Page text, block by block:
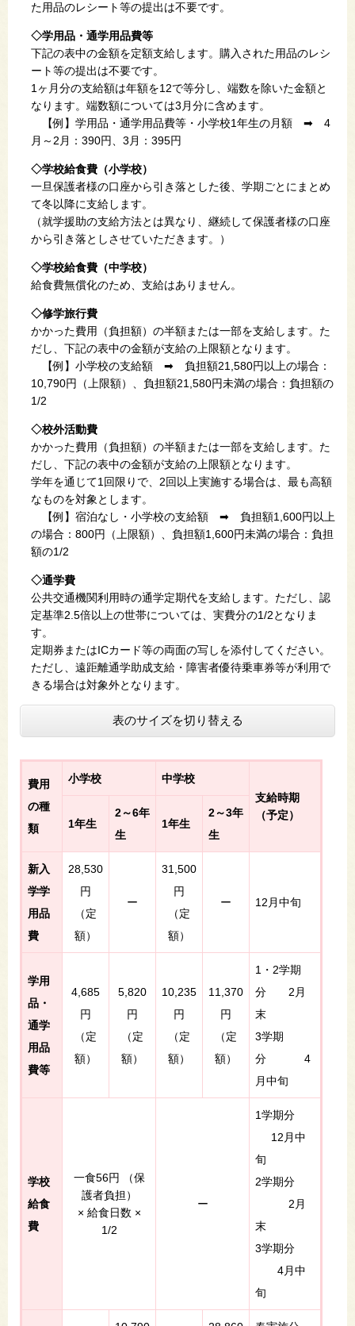
た用品のレシート等の提出は不要です。
◇学用品・通学用品費等
下記の表中の金額を定額支給します。購入された用品のレシ
ート等の提出は不要です。
1ヶ月分の支給額は年額を12で等分し、端数を除いた金額と
なります。端数額については3月分に含めます。
【例】学用品・通学用品費等・小学校1年生の月額 ➡ 4
月～2月：390円、3月：395円
◇学校給食費（小学校）
一旦保護者様の口座から引き落とした後、学期ごとにまとめ
て冬以降に支給します。
（就学援助の支給方法とは異なり、継続して保護者様の口座
から引き落としさせていただきます。）
◇学校給食費（中学校）
給食費無償化のため、支給はありません。
◇修学旅行費
かかった費用（負担額）の半額または一部を支給します。た
だし、下記の表中の金額が支給の上限額となります。
【例】小学校の支給額 ➡ 負担額21,580円以上の場合：
10,790円（上限額）、負担額21,580円未満の場合：負担額の
1/2
◇校外活動費
かかった費用（負担額）の半額または一部を支給します。た
だし、下記の表中の金額が支給の上限額となります。
学年を通じて1回限りで、2回以上実施する場合は、最も高額
なものを対象とします。
【例】宿泊なし・小学校の支給額 ➡ 負担額1,600円以上
の場合：800円（上限額）、負担額1,600円未満の場合：負担
額の1/2​
◇通学費
公共交通機関利用時の通学定期代を支給します。ただし、認
定基準2.5倍以上の世帯については、実費分の1/2となりま
す。
定期券またはICカード等の両面の写しを添付してください。
ただし、遠距離通学助成支給・障害者優待乗車券等が利用で
きる場合は対象外となります。
表のサイズを切り替える
費用
の種
類
小学校
中学校
支給時期
（予定）
1年生
2～6年
生
1年生
2～3年
生
新入
学学
用品
費
28,530
円
（定
額）
ー
31,500
円
（定
額）
ー 12月中旬
学用
品・
通学
用品
費等
4,685
円
（定
額）
5,820
円
（定
額）
10,235
円
（定
額）
11,370
円
（定
額）
1・2学期
分 2月
末
3学期
分 4
月中旬
学校
給食
費
一食56円 （保
護者負担）
× 給食日数 ×
1/2
ー
1学期分
12月中
旬
2学期分
2月
末
3学期分
4月中
旬